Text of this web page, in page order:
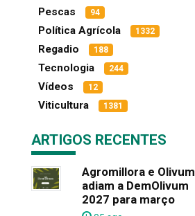
Pescas 94
Política Agrícola 1332
Regadio 188
Tecnologia 244
Vídeos 12
Viticultura 1381
ARTIGOS RECENTES
Agromillora e Olivum
adiam a DemOlivum
2027 para março